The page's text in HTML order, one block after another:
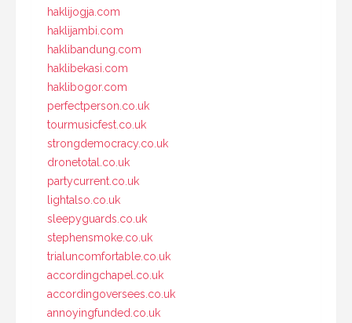
haklijogja.com
haklijambi.com
haklibandung.com
haklibekasi.com
haklibogor.com
perfectperson.co.uk
tourmusicfest.co.uk
strongdemocracy.co.uk
dronetotal.co.uk
partycurrent.co.uk
lightalso.co.uk
sleepyguards.co.uk
stephensmoke.co.uk
trialuncomfortable.co.uk
accordingchapel.co.uk
accordingoversees.co.uk
annoyingfunded.co.uk